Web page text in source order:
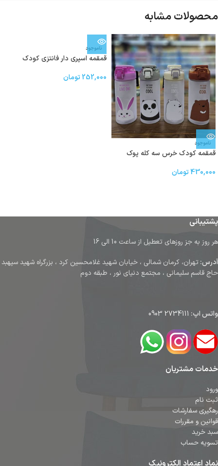
محصولات مشابه
ناموجود
قمقمه کودک خرس سه کله پوک
430,000تومان
ناموجود
قمقمه اسپري دار فانتزی کودک
252,000تومان
پشتیبانی
هر روز به جز روزهای تعطیل از ساعت 10 الی 16
آدرس: تهران، کرمان شمالی ، خیابان شهید غلامحسین کرد ، بزرگراه شهید سپهبد
حاج قاسم سلیمانی ، مجتمع دنیای نور ، طبقه دوم
واتس اپ: 2734111 0903
خدمات مشتریان
ورود
ثبت نام
رهگیری سفارشات
قوانین و مقررات
سبد خرید
تسویه حساب
نماد اعتماد الکترونیک